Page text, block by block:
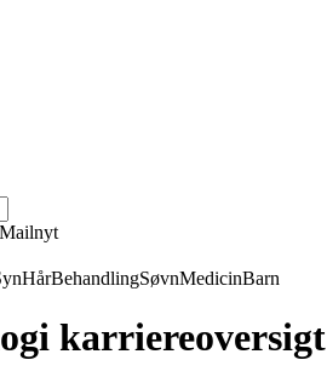
Mailnyt
HårBehandlingSøvnMedicinBarn
karriereoversigt